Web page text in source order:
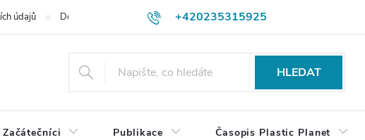
+420235315925
shop@plasticplanet.cz
údajů Dodací a platební podmínky Podmínky vrácení peněz
HLEDAT
Začátečníci Publikace Časopis Plastic Planet